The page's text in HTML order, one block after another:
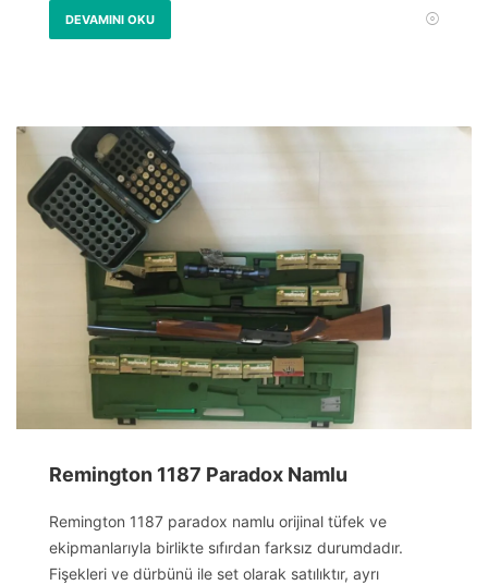
DEVAMINI OKU
Remington 1187 Paradox Namlu
Remington 1187 paradox namlu orijinal tüfek ve
ekipmanlarıyla birlikte sıfırdan farksız durumdadır.
Fişekleri ve dürbünü ile set olarak satılıktır, ayrı